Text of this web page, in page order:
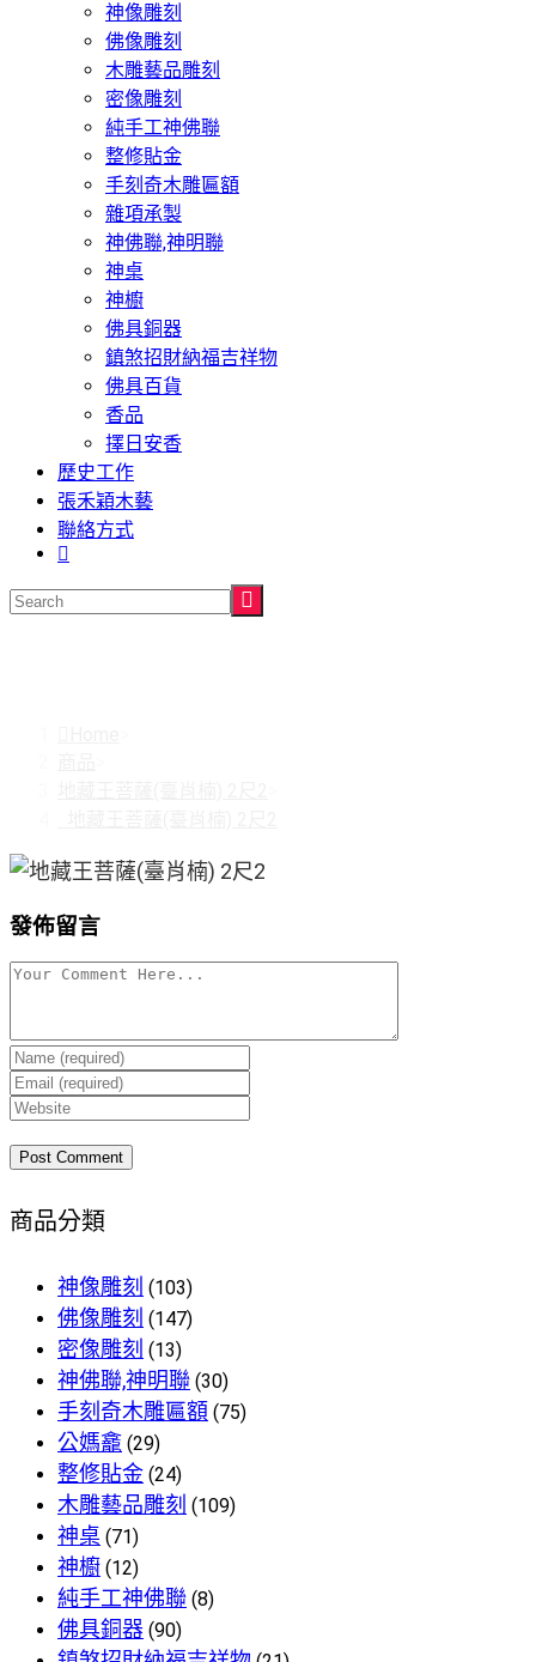
神像雕刻
佛像雕刻
木雕藝品雕刻
密像雕刻
純手工神佛聯
整修貼金
手刻奇木雕匾額
雜項承製
神佛聯,神明聯
神桌
神櫥
佛具銅器
鎮煞招財納福吉祥物
佛具百貨
香品
擇日安香
歷史工作
張禾穎木藝
聯絡方式
發佈留言
商品分類
神像雕刻 (103)
佛像雕刻 (147)
密像雕刻 (13)
神佛聯,神明聯 (30)
手刻奇木雕匾額 (75)
公媽龕 (29)
整修貼金 (24)
木雕藝品雕刻 (109)
神桌 (71)
神櫥 (12)
純手工神佛聯 (8)
佛具銅器 (90)